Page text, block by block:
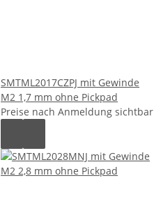
SMTML2017CZPJ mit Gewinde
M2 1,7 mm ohne Pickpad
Preise nach Anmeldung sichtbar